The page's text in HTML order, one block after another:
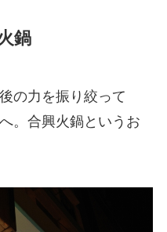
鍋
の力を振り絞って
。合興火鍋というお